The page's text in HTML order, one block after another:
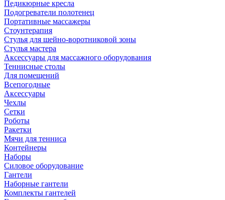
Педикюрные кресла
Подогреватели полотенец
Портативные массажеры
Стоунтерапия
Стулья для шейно-воротниковой зоны
Стулья мастера
Аксессуары для массажного оборудования
Теннисные столы
Для помещений
Всепогодные
Аксессуары
Чехлы
Сетки
Роботы
Ракетки
Мячи для тенниса
Контейнеры
Наборы
Силовое оборудование
Гантели
Наборные гантели
Комплекты гантелей